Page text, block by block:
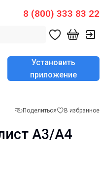
8 (800) 333 83 22
Установить
приложение
Поделиться В избранное
А3/А4